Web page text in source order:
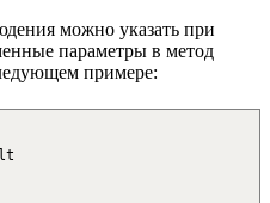
можно указать при
параметры в метод
примере: